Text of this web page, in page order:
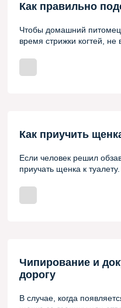
Как правильно
Чтобы домашний питомец
время стрижки когтей,
Как приучить
Если человек решил
приучать щенка к
Чипирование и
дорогу
В случае, когда